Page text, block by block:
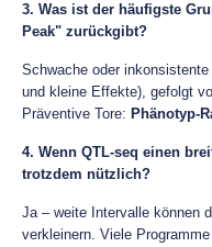
3. Was ist der häufigste
Peak" zurückgibt?
Schwache oder
und kleine Effekte), gefolgt
Präventive Tore: Phänotyp-
4. Wenn QTL-seq einen
trotzdem nützlich?
Ja – weite Intervalle können
verkleinern. Viele